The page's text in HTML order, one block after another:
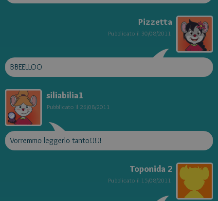
Pizzetta
Pubblicato il 30/08/2011
BBEELLOO
siliabilia1
Pubblicato il 26/08/2011
Vorremmo leggerlo tanto!!!!!
Toponida 2
Pubblicato il 15/08/2011